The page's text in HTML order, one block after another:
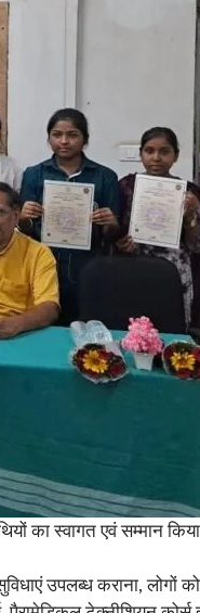
का स्वागत एवं सम्मान
उपलब्ध कराना, लोगों